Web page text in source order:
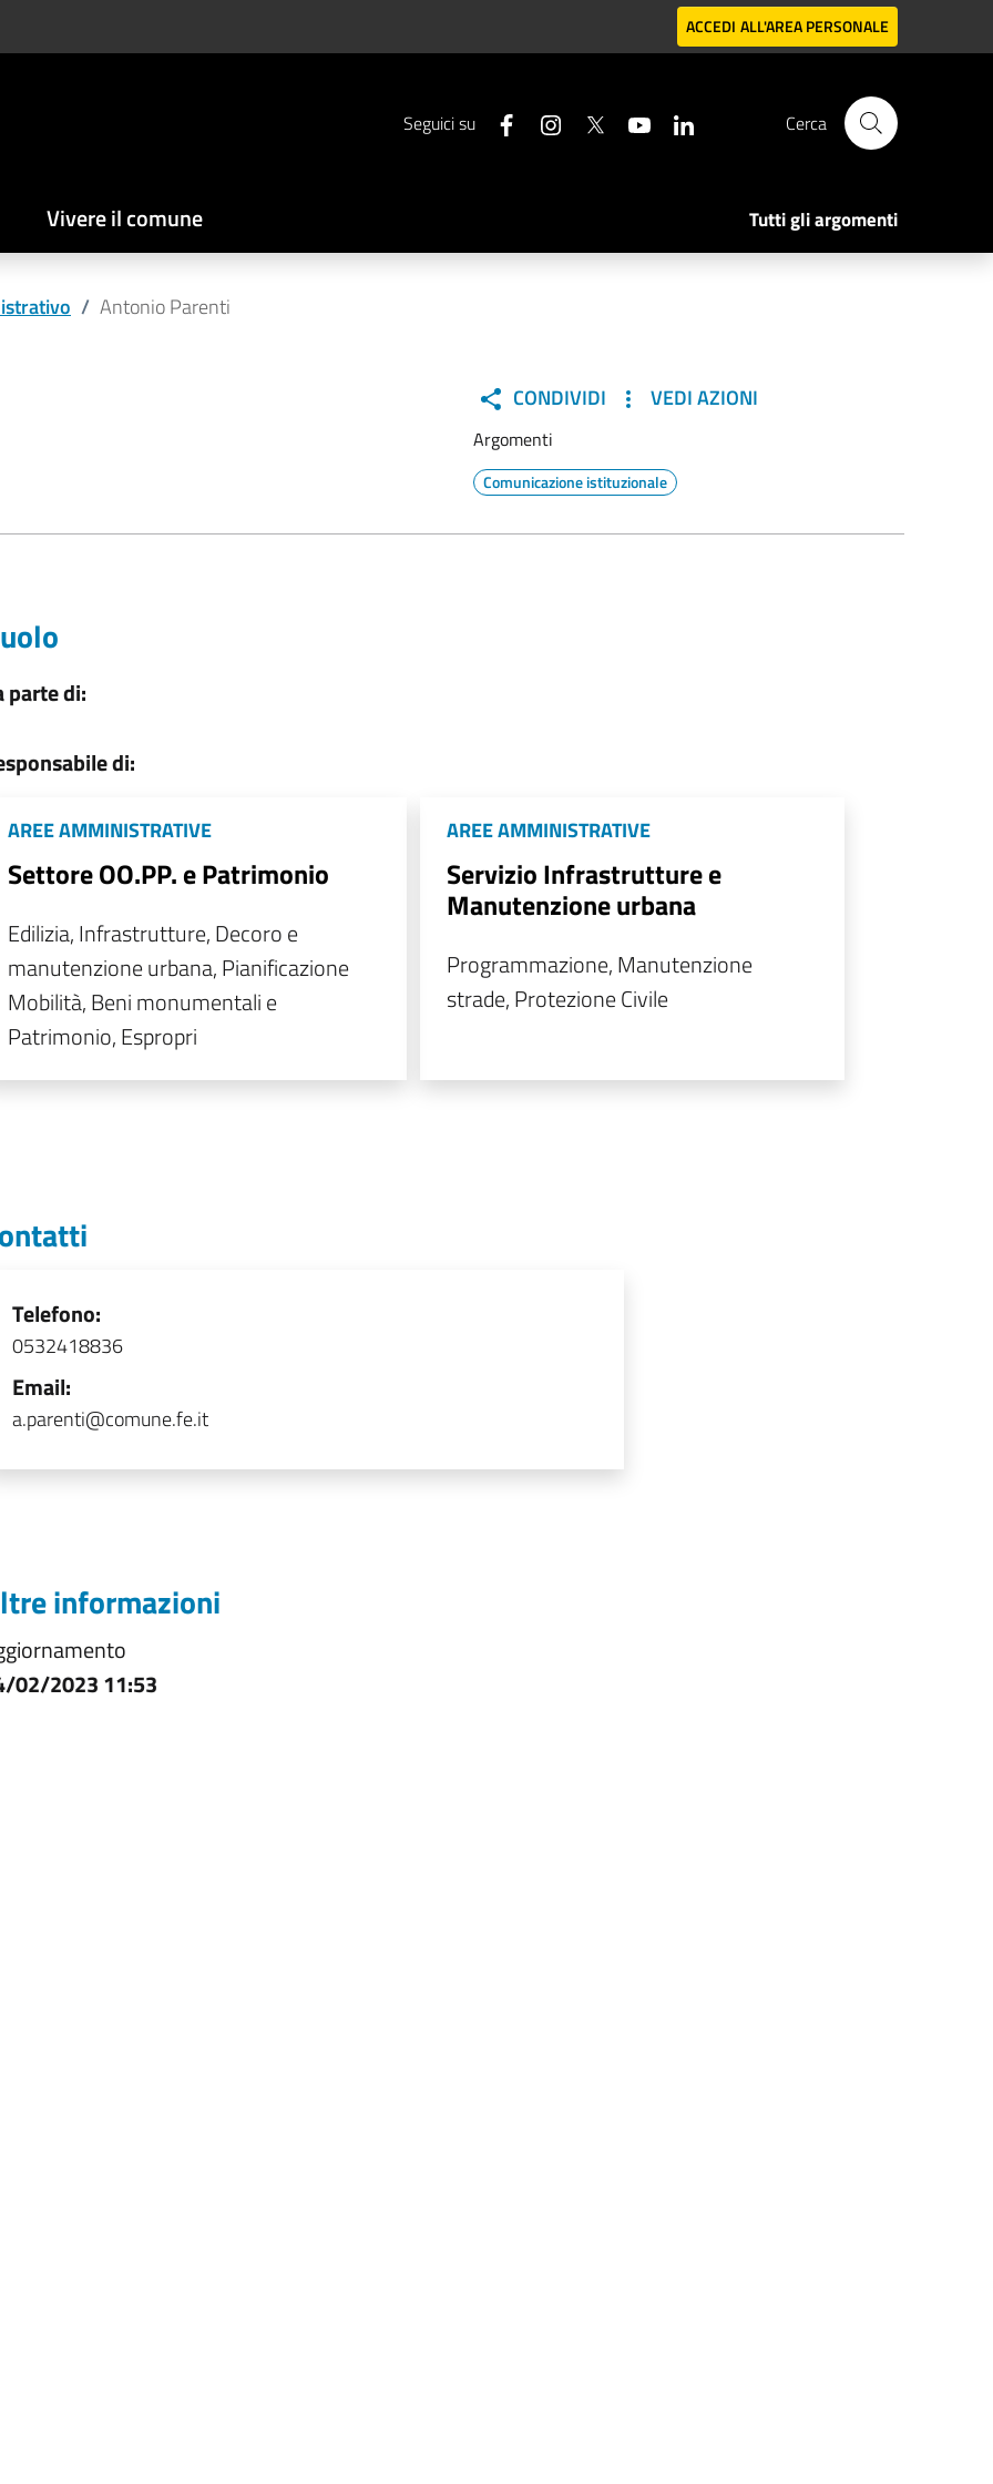
ACCEDI ALL'AREA PERSONALE
Seguici su Cerca
Vivere il comune Tutti gli argomenti
/ Antonio Parenti
CONDIVIDI VEDI AZIONI
Argomenti
Comunicazione istituzionale
parte di:
di:
AREE AMMINISTRATIVE
Settore OO.PP. e Patrimonio
Edilizia, Infrastrutture, Decoro e
manutenzione urbana, Pianificazione
Mobilità, Beni monumentali e
Patrimonio, Espropri
AREE AMMINISTRATIVE
Servizio Infrastrutture e
Manutenzione urbana
Programmazione, Manutenzione
strade, Protezione Civile
Telefono:
0532418836
Email:
a.parenti@comune.fe.it
informazioni
02/2023 11:53